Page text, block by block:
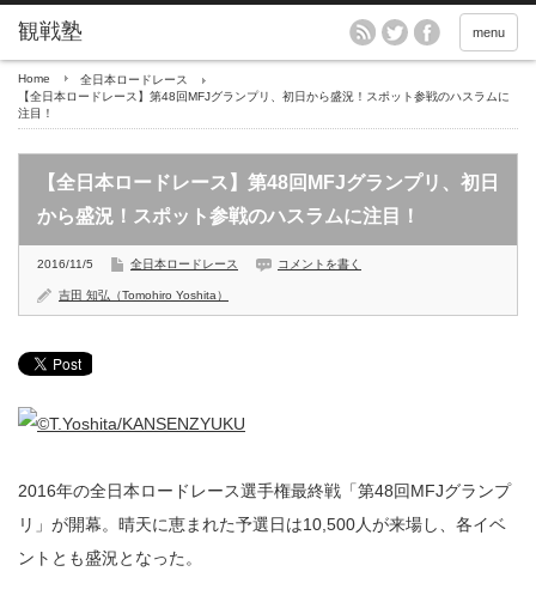
menu
Home
全日本ロードレース
【全日本ロードレース】第48回MFJグランプリ、初日から盛況！スポット参戦のハスラムに
注目！
【全日本ロードレース】第48回MFJグランプリ、初日
から盛況！スポット参戦のハスラムに注目！
2016/11/5 全日本ロードレース コメントを書く
吉田 知弘（Tomohiro Yoshita）
2016年の全日本ロードレース選手権最終戦「第48回MFJグランプ
リ」が開幕。晴天に恵まれた予選日は10,500人が来場し、各イベ
ントとも盛況となった。